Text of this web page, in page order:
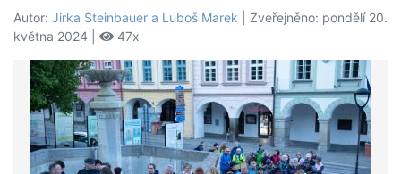
Autor: Jirka Steinbauer a Luboš Marek | Zveřejněno: pondělí 20.
května 2024 |
47x